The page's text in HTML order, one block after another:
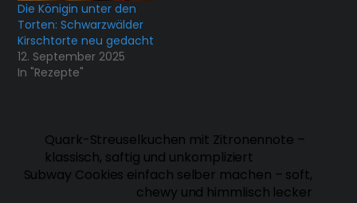
Die Königin unter den
Torten: Schwarzwälder
Kirschtorte neu gedacht
12. September 2025
In "Rezepte"
Quark-Streuselkuchen mit Zitronennote –
klassisch, saftig und unkompliziert
Subway Cookies einfach selber machen – soft,
chewy und himmlisch lecker